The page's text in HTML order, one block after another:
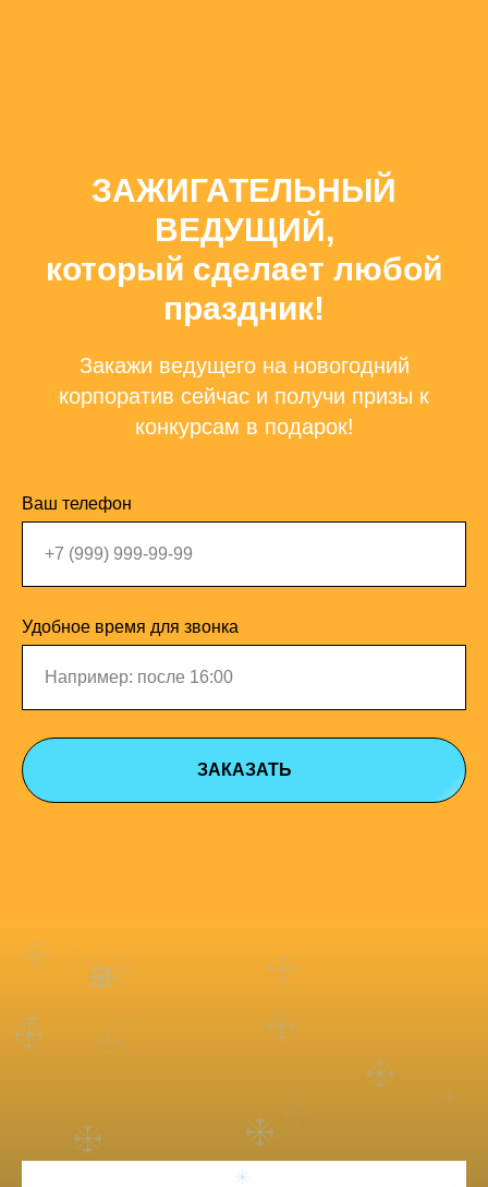
ЗАЖИГАТЕЛЬНЫЙ
ВЕДУЩИЙ,
который сделает любой
праздник!
Закажи ведущего на новогодний
корпоратив сейчас и получи призы к
конкурсам в подарок!
Ваш телефон
Удобное время для звонка
ЗАКАЗАТЬ